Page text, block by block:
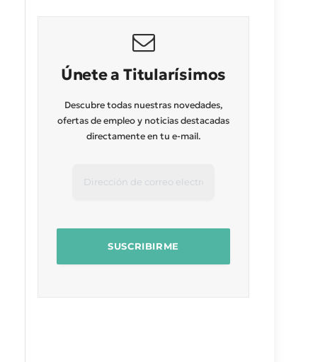
Únete a Titularísimos
Descubre todas nuestras novedades,
ofertas de empleo y noticias destacadas
directamente en tu e-mail.